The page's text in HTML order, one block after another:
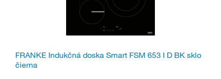
FRANKE Indukčná doska Smart FSM 653 I D BK sklo
čierna